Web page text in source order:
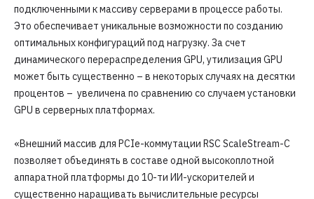
подключенными к массиву серверами в процессе работы.
Это обеспечивает уникальные возможности по созданию
оптимальных конфигураций под нагрузку. За счет
динамического перераспределения GPU, утилизация GPU
может быть существенно – в некоторых случаях на десятки
процентов – увеличена по сравнению со случаем установки
GPU в серверных платформах.
«Внешний массив для PCIe-коммутации RSC ScaleStream-C
позволяет объединять в составе одной высокоплотной
аппаратной платформы до 10-ти ИИ-ускорителей и
существенно наращивать вычислительные ресурсы